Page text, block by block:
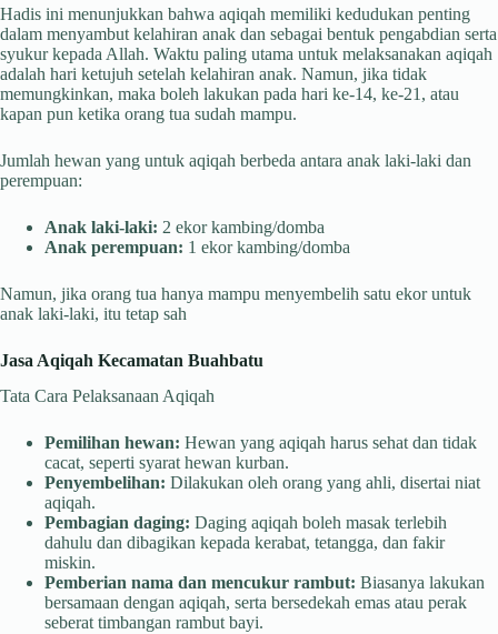
Hadis ini menunjukkan bahwa aqiqah memiliki kedudukan penting
dalam menyambut kelahiran anak dan sebagai bentuk pengabdian serta
syukur kepada Allah. Waktu paling utama untuk melaksanakan aqiqah
adalah hari ketujuh setelah kelahiran anak. Namun, jika tidak
memungkinkan, maka boleh lakukan pada hari ke-14, ke-21, atau
kapan pun ketika orang tua sudah mampu.
Jumlah hewan yang untuk aqiqah berbeda antara anak laki-laki dan
perempuan:
Anak laki-laki: 2 ekor kambing/domba
Anak perempuan: 1 ekor kambing/domba
Namun, jika orang tua hanya mampu menyembelih satu ekor untuk
anak laki-laki, itu tetap sah
Jasa Aqiqah Kecamatan Buahbatu
Tata Cara Pelaksanaan Aqiqah
Pemilihan hewan: Hewan yang aqiqah harus sehat dan tidak
cacat, seperti syarat hewan kurban.
Penyembelihan: Dilakukan oleh orang yang ahli, disertai niat
aqiqah.
Pembagian daging: Daging aqiqah boleh masak terlebih
dahulu dan dibagikan kepada kerabat, tetangga, dan fakir
miskin.
Pemberian nama dan mencukur rambut: Biasanya lakukan
bersamaan dengan aqiqah, serta bersedekah emas atau perak
seberat timbangan rambut bayi.